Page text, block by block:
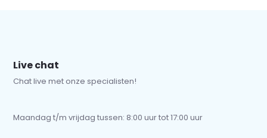
Live chat
Chat live met onze specialisten!
Maandag t/m vrijdag tussen: 8:00 uur tot 17:00 uur